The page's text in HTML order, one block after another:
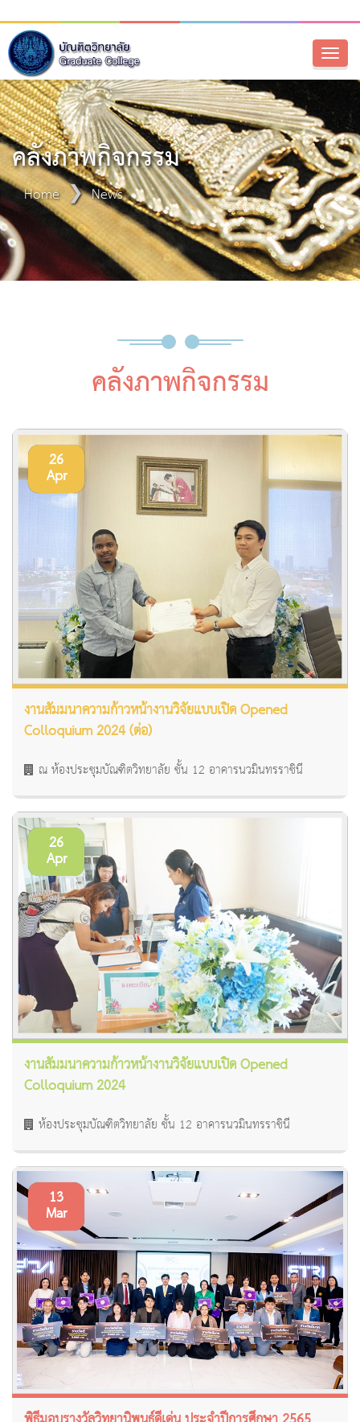
คลังภาพกิจกรรม
Home News
คลังภาพกิจกรรม
26
Apr
งานสัมมนาความก้าวหน้างานวิจัยแบบเปิด Opened
Colloquium 2024 (ต่อ)
ณ ห้องประชุมบัณฑิตวิทยาลัย ชั้น 12 อาคารนวมินทรราชินี
26
Apr
งานสัมมนาความก้าวหน้างานวิจัยแบบเปิด Opened
Colloquium 2024
ห้องประชุมบัณฑิตวิทยาลัย ชั้น 12 อาคารนวมินทรราชินี
13
Mar